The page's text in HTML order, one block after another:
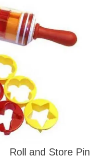
Roll and Store Pin